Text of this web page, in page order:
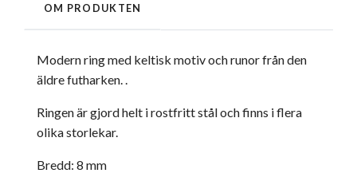
OM PRODUKTEN
Modern ring med keltisk motiv och runor från den
äldre futharken. .
Ringen är gjord helt i rostfritt stål och finns i flera
olika storlekar.
Bredd: 8 mm